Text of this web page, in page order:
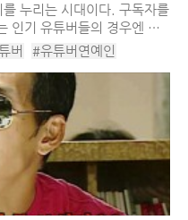
누리는 시대이다. 구독자를
인기 유튜버들의 경우엔 월
이다. 이 때문인지 방송가와
버
#유튜버연예인